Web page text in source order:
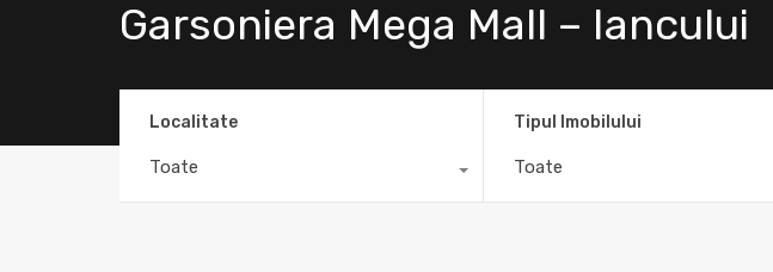
Garsoniera Mega Mall – Iancului
Localitate
Toate
Tipul Imobilului
Toate